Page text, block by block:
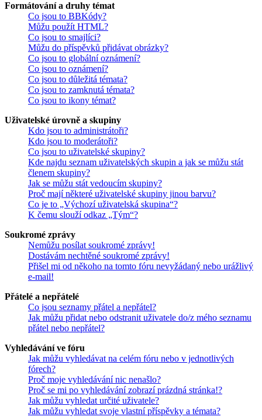
Formátování a druhy témat
Co jsou to BBKódy?
Můžu použít HTML?
Co jsou to smajlíci?
Můžu do příspěvků přidávat obrázky?
Co jsou to globální oznámení?
Co jsou to oznámení?
Co jsou to důležitá témata?
Co jsou to zamknutá témata?
Co jsou to ikony témat?
Uživatelské úrovně a skupiny
Kdo jsou to administrátoři?
Kdo jsou to moderátoři?
Co jsou to uživatelské skupiny?
Kde najdu seznam uživatelských skupin a jak se můžu stát
členem skupiny?
Jak se můžu stát vedoucím skupiny?
Proč mají některé uživatelské skupiny jinou barvu?
Co je to „Výchozí uživatelská skupina“?
K čemu slouží odkaz „Tým“?
Soukromé zprávy
Nemůžu posílat soukromé zprávy!
Dostávám nechtěné soukromé zprávy!
Přišel mi od někoho na tomto fóru nevyžádaný nebo urážlivý
e-mail!
Přátelé a nepřátelé
Co jsou seznamy přátel a nepřátel?
Jak můžu přidat nebo odstranit uživatele do/z mého seznamu
přátel nebo nepřátel?
Vyhledávání ve fóru
Jak můžu vyhledávat na celém fóru nebo v jednotlivých
fórech?
Proč moje vyhledávání nic nenašlo?
Proč se mi po vyhledávání zobrazí prázdná stránka!?
Jak můžu vyhledat určité uživatele?
Jak můžu vyhledat svoje vlastní příspěvky a témata?